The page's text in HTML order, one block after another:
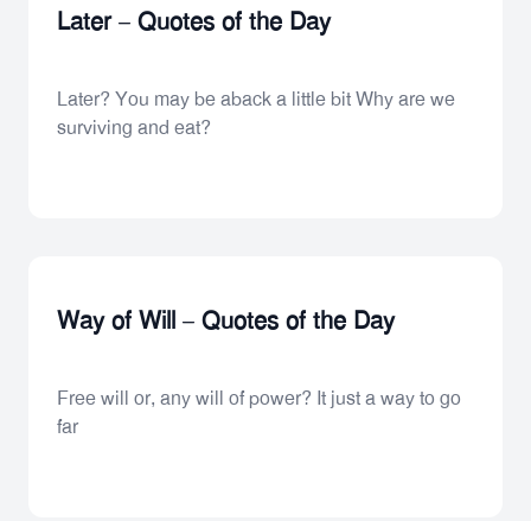
Later – Quotes of the Day
Later? You may be aback a little bit Why are we
surviving and eat?
Way of Will – Quotes of the Day
Free will or, any will of power? It just a way to go
far